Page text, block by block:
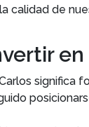
calidad de
significa